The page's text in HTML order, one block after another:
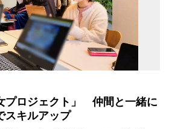
プロジェクト」 仲間と一緒に
スキルアップ